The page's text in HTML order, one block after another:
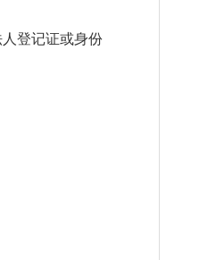
登记证或身份